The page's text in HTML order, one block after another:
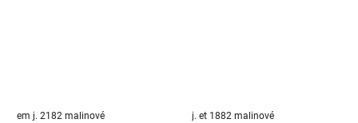
em j. 2182 malinové j. et 1882 malinové